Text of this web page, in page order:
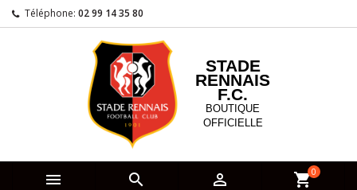
Téléphone: 02 99 14 35 80
STADE
RENNAIS
F.C.
BOUTIQUE
OFFICIELLE
   shopping_cart0